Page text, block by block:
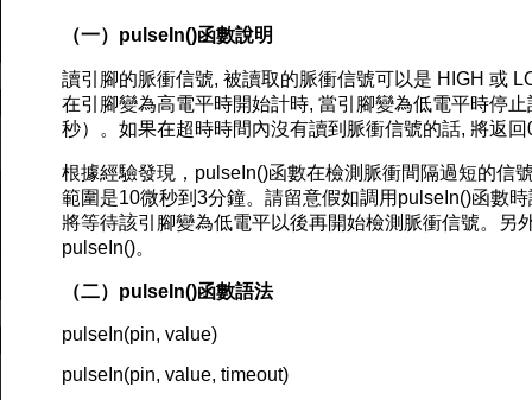
（一）pulseIn()函數說明
讀引腳的脈衝信號, 被讀取的脈衝信號可以是 HIGH 或
在引腳變為高電平時開始計時, 當引腳變為低電平時停
秒）。如果在超時時間內沒有讀到脈衝信號的話, 將返回
根據經驗發現，pulseIn()函數在檢測脈衝間隔過短的信
範圍是10微秒到3分鐘。請留意假如調用pulseIn()函數
將等待該引腳變為低電平以後再開始檢測脈衝信號。另
pulseIn()。
（二）pulseIn()函數語法
pulseIn(pin, value)
pulseIn(pin, value, timeout)